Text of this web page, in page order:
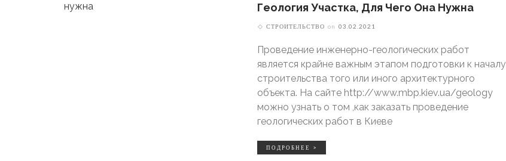
Геология Участка, Для Чего Она Нужна
СТРОИТЕЛЬСТВО on 03.02.2021
Проведение инженерно-геологических работ
является крайне важным этапом подготовки к началу
строительства того или иного архитектурного
объекта. На сайте http://www.mbp.kiev.ua/geology
можно узнать о том ,как заказать проведение
геологических работ в Киеве
ПОДРОБНЕЕ >